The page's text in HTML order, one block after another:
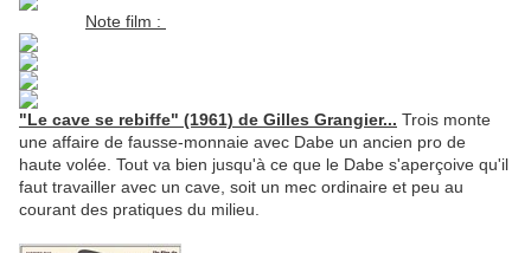
Note film :
"Le cave se rebiffe" (1961) de Gilles Grangier... Trois monte
une affaire de fausse-monnaie avec Dabe un ancien pro de
haute volée. Tout va bien jusqu'à ce que le Dabe s'aperçoive qu'il
faut travailler avec un cave, soit un mec ordinaire et peu au
courant des pratiques du milieu.